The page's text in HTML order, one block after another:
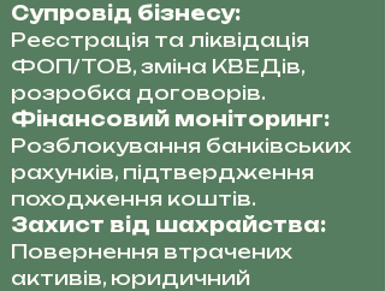
Супровід бізнесу:
Реєстрація та ліквідація
ФОП/ТОВ, зміна КВЕДів,
розробка договорів.
Фінансовий моніторинг:
Розблокування банківських
рахунків, підтвердження
походження коштів.
Захист від шахрайства:
Повернення втрачених
активів, юридичний